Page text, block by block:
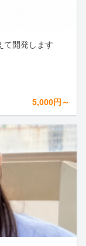
て開発します
5,000円～